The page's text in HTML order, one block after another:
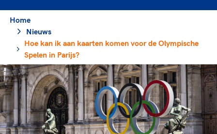
Merkbescherming NOC*NSF
Onze partners
Geven aan Sport
Sportonderzoek
Sportakkoord II
Beleidsmedewerkers
Clubbestuurders
Coördinatoren en opleiders
Trainer-coaches
Officials
Veilige en integere sport
Diversiteit en inclusie
Gezonde sportomgeving
Voor talentvolle sporters
Atletencommissie
Paralympische Talentdag
TeamNL Academie Kalender
Kennisaanbod TeamNL Experts
Voor bonden
Pers
Home
Nieuws
Hoe kan ik aan kaarten komen voor de Olympische
Spelen in Parijs?